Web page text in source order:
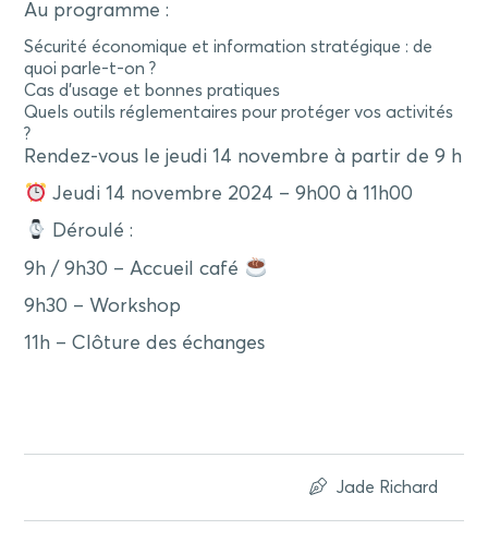
Au programme :
Sécurité économique et information stratégique : de
quoi parle-t-on ?
Cas d’usage et bonnes pratiques
Quels outils réglementaires pour protéger vos activités
?
Rendez-vous le jeudi 14 novembre à partir de 9 h
Jeudi 14 novembre 2024 – 9h00 à 11h00
Déroulé :
9h / 9h30 – Accueil café
9h30 – Workshop
11h – Clôture des échanges
Jade Richard